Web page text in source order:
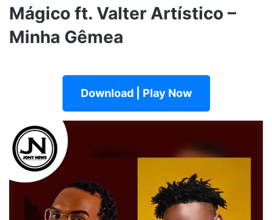
Mágico ft. Valter Artístico –
Minha Gêmea
Download | Play Now